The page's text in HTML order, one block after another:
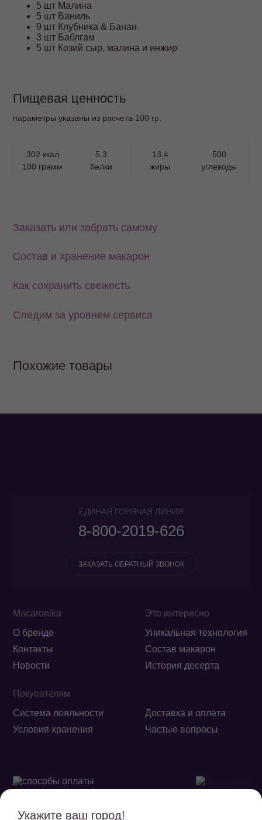
5 шт Малина
5 шт Ваниль
9 шт Клубника & Банан
3 шт Баблгам
5 шт Козий сыр, малина и инжир
Пищевая ценность
параметры указаны из расчета 100 гр.
302 ккал
100 грамм
5.3
белки
13,4
жиры
500
углеводы
Заказать или забрать самому
Состав и хранение макарон
Как сохранить свежесть
Следим за уровнем сервиса
Похожие товары
Macaronika
О бренде
Контакты
Новости
Покупателям
Система лояльности
Доставка и оплата
Условия хранения
Частые вопросы
Это интересно
Уникальная технология
Состав макарон
История десерта
ЕДИНАЯ ГОРЯЧАЯ ЛИНИЯ
8-800-2019-626
ЗАКАЗАТЬ ОБРАТНЫЙ ЗВОНОК
Укажите ваш город!